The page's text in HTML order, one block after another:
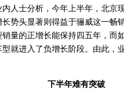
士分析，今年上半年，北京
势头显著则得益于骊威这一畅
的正增长能保持四五年，而
就进入了负增长阶段。由此，
下半年难有突破